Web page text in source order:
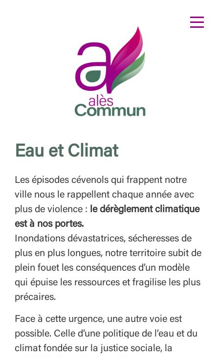
Eau et Climat
Les épisodes cévenols qui frappent notre
ville nous le rappellent chaque année avec
plus de violence : le dérèglement climatique
est à nos portes.
Inondations dévastatrices, sécheresses de
plus en plus longues, notre territoire subit de
plein fouet les conséquences d’un modèle
qui épuise les ressources et fragilise les plus
précaires.
Face à cette urgence, une autre voie est
possible. Celle d’une politique de l’eau et du
climat fondée sur la justice sociale, la